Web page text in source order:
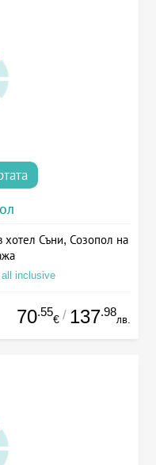
Съни, Созопол на
inclusive
70.55
€ / 137.98
лв.